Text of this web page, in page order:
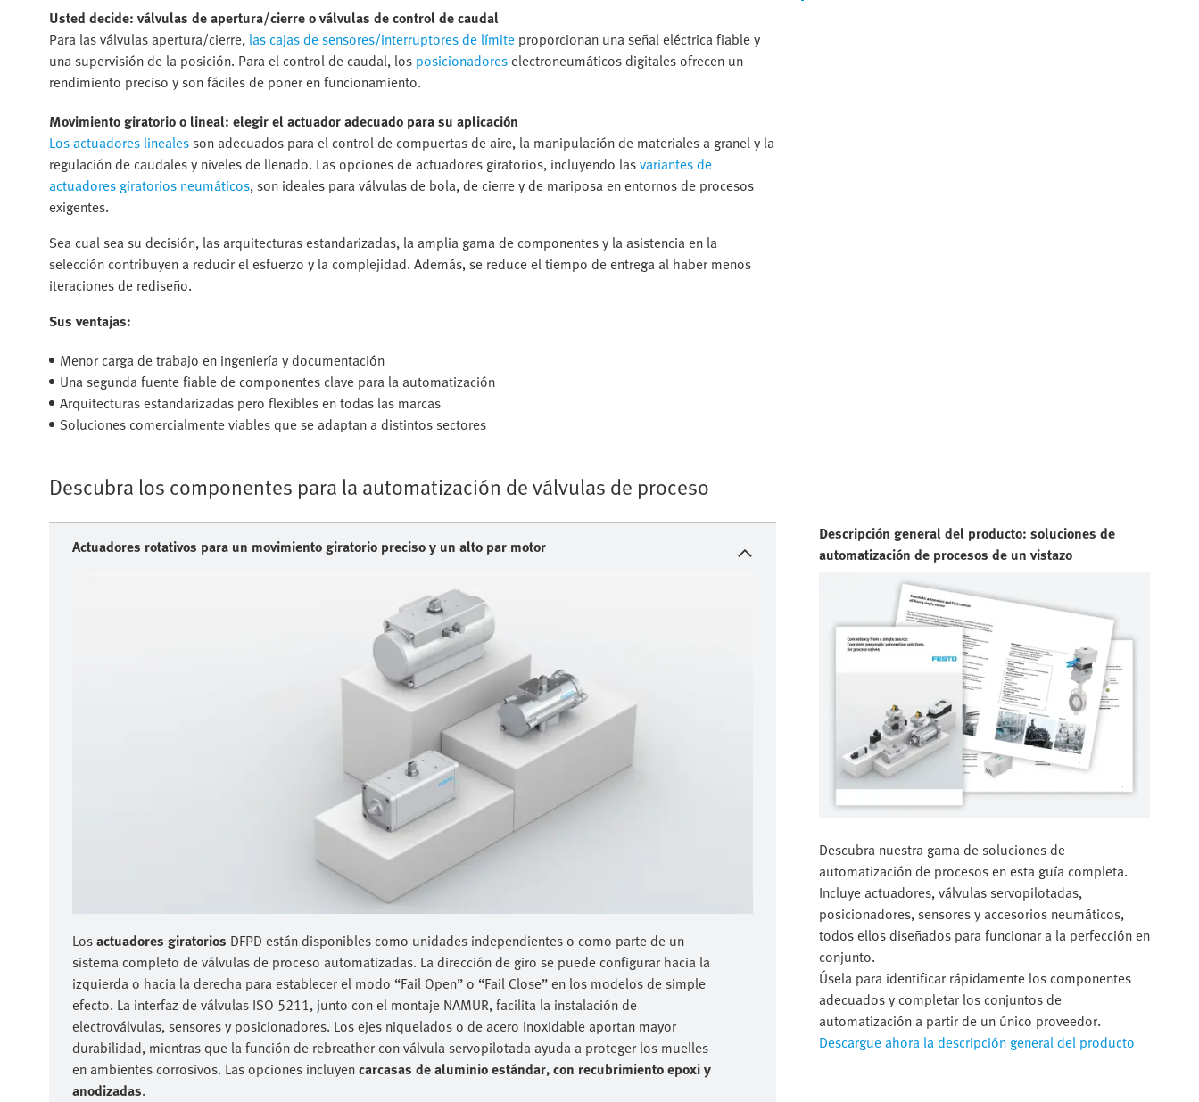
Usted decide: válvulas de apertura/cierre o válvulas de control de caudal
Para las válvulas apertura/cierre, las cajas de sensores/interruptores de límite proporcionan una señal eléctrica fiable y
una supervisión de la posición. Para el control de caudal, los posicionadoreselectroneumáticos digitales ofrecen un
rendimiento preciso y son fáciles de poner en funcionamiento.
Movimiento giratorio o lineal: elegir el actuador adecuado para su aplicación
Los actuadores lineales son adecuados para el control de compuertas de aire, la manipulación de materiales a granel y la
regulación de caudales y niveles de llenado. Las opciones de actuadores giratorios, incluyendo lasvariantes de
actuadores giratorios neumáticos, son ideales para válvulas de bola, de cierre y de mariposa en entornos de procesos
exigentes.
Sea cual sea su decisión, las arquitecturas estandarizadas, la amplia gama de componentes y la asistencia en la
selección contribuyen a reducir el esfuerzo y la complejidad. Además, se reduce el tiempo de entrega al haber menos
iteraciones de rediseño.
Sus ventajas:
Menor carga de trabajo en ingeniería y documentación
Una segunda fuente fiable de componentes clave para la automatización
Arquitecturas estandarizadas pero flexibles en todas las marcas
Soluciones comercialmente viables que se adaptan a distintos sectores
Descubra los componentes para la automatización de válvulas de proceso
Actuadores rotativos para un movimiento giratorio preciso y un alto par motor
Losactuadores giratorios DFPD están disponibles como unidades independientes o como parte de un
sistema completo de válvulas de proceso automatizadas. La dirección de giro se puede configurar hacia la
izquierda o hacia la derecha para establecer el modo “Fail Open” o “Fail Close” en los modelos de simple
efecto. La interfaz de válvulas ISO 5211, junto con el montaje NAMUR, facilita la instalación de
electroválvulas, sensores y posicionadores. Los ejes niquelados o de acero inoxidable aportan mayor
durabilidad, mientras que la función de rebreather con válvula servopilotada ayuda a proteger los muelles
en ambientes corrosivos. Las opciones incluyencarcasas de aluminio estándar, con recubrimiento epoxi y
anodizadas.
Descripción general del producto: soluciones de
automatización de procesos de un vistazo
Descubra nuestra gama de soluciones de
automatización de procesos en esta guía completa.
Incluye actuadores, válvulas servopilotadas,
posicionadores, sensores y accesorios neumáticos,
todos ellos diseñados para funcionar a la perfección en
conjunto.
Úsela para identificar rápidamente los componentes
adecuados y completar los conjuntos de
automatización a partir de un único proveedor.
Descargue ahora la descripción general del producto